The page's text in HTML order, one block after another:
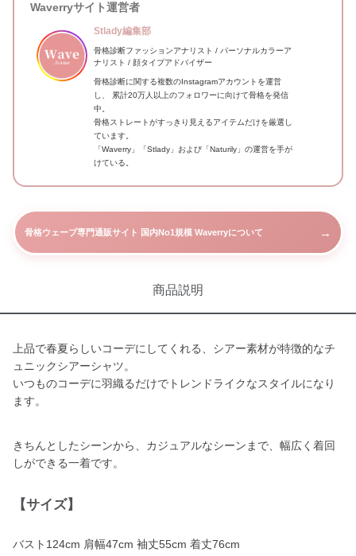
Waverryサイト運営者
Stlady編集部
骨格診断ファッションアナリスト / パーソナルカラーア
ナリスト / 顔タイプアドバイザー
骨格診断に関する複数のInstagramアカウントを運営
し、 累計20万人以上のフォロワーに向けて骨格を発信
中。
骨格ストレートがすっきり見えるアイテムだけを厳選し
ています。
「Waverry」「Stlady」および「Naturily」の運営を手が
けている。
骨格ウェーブ専門通販サイト 国内No1規模 Waverryについて →
商品説明
上品で春夏らしいコーデにしてくれる、シアー素材が特徴的なチ
ュニックシアーシャツ。
いつものコーデに羽織るだけでトレンドライクなスタイルになり
ます。
きちんとしたシーンから、カジュアルなシーンまで、幅広く着回
しができる一着です。
【サイズ】
バスト124cm 肩幅47cm 袖丈55cm 着丈76cm